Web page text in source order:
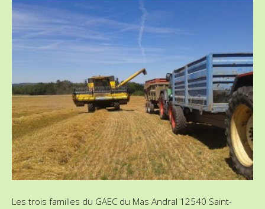
Les trois familles du GAEC du Mas Andral 12540 Saint-